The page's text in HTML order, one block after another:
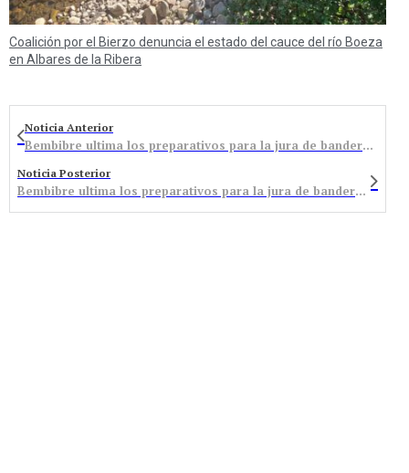
Coalición por el Bierzo denuncia el estado del cauce del río Boeza
en Albares de la Ribera
Noticia Anterior
Bembibre ultima los preparativos para la jura de bandera del domingo que incluirá un espectáculo de primer nivel con la Brigada Paracaidista de Alcantarilla
Noticia Posterior
Bembibre ultima los preparativos para la jura de bandera del domingo que incluirá un espectáculo de primer nivel con la Brigada Paracaidista de Alcantarilla